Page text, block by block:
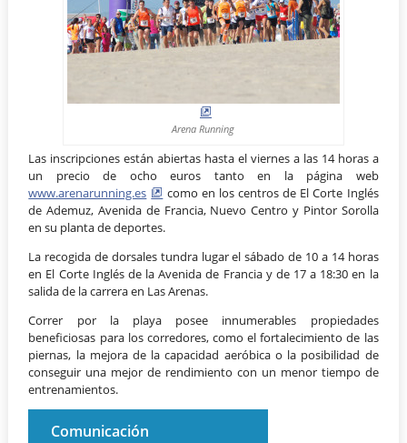
Arena Running
Las inscripciones están abiertas hasta el viernes a las 14 horas a
un precio de ocho euros tanto en la página web
www.arenarunning.es
como en los centros de El Corte Inglés
de Ademuz, Avenida de Francia, Nuevo Centro y Pintor Sorolla
en su planta de deportes.
La recogida de dorsales tundra lugar el sábado de 10 a 14 horas
en El Corte Inglés de la Avenida de Francia y de 17 a 18:30 en la
salida de la carrera en Las Arenas.
Correr por la playa posee innumerables propiedades
beneficiosas para los corredores, como el fortalecimiento de las
piernas, la mejora de la capacidad aeróbica o la posibilidad de
conseguir una mejor de rendimiento con un menor tiempo de
entrenamientos.
Comunicación